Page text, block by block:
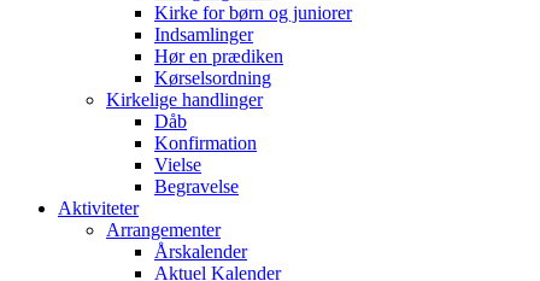
Kirke for børn og juniorer
Indsamlinger
Hør en prædiken
Kørselsordning
Kirkelige handlinger
Dåb
Konfirmation
Vielse
Begravelse
Aktiviteter
Arrangementer
Årskalender
Aktuel Kalender